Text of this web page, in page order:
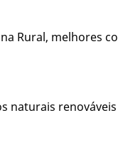
Rural, melhores
naturais